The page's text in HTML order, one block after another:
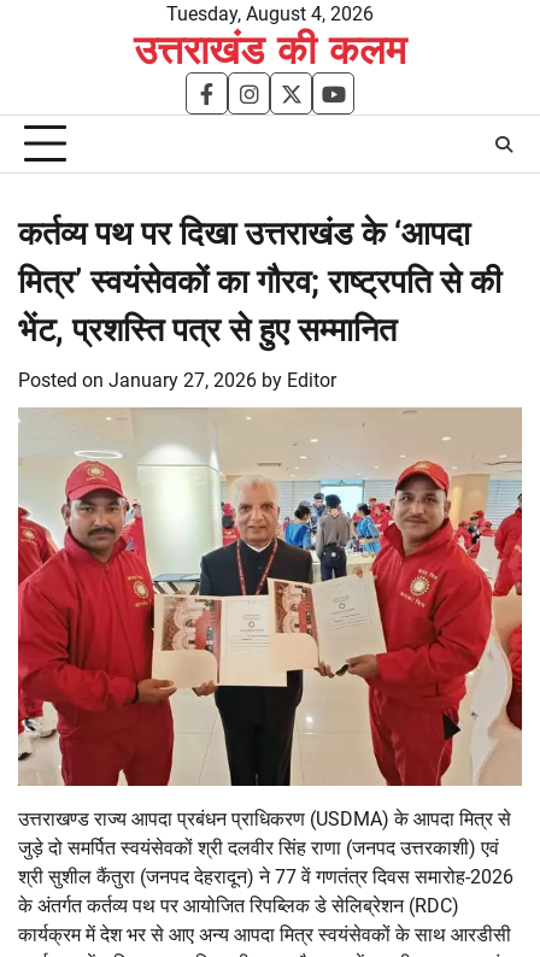
Tuesday, August 4, 2026
उत्तराखंड की कलम
facebookinstagram
twitteryoutube
कर्तव्य पथ पर दिखा उत्तराखंड के ‘आपदा
मित्र’ स्वयंसेवकों का गौरव; राष्ट्रपति से की
भेंट, प्रशस्ति पत्र से हुए सम्मानित
Posted on January 27, 2026 by Editor
उत्तराखण्ड राज्य आपदा प्रबंधन प्राधिकरण (USDMA) के आपदा मित्र से
जुड़े दो समर्पित स्वयंसेवकों श्री दलवीर सिंह राणा (जनपद उत्तरकाशी) एवं
श्री सुशील कैंतुरा (जनपद देहरादून) ने 77 वें गणतंत्र दिवस समारोह-2026
के अंतर्गत कर्तव्य पथ पर आयोजित रिपब्लिक डे सेलिब्रेशन (RDC)
कार्यक्रम में देश भर से आए अन्य आपदा मित्र स्वयंसेवकों के साथ आरडीसी